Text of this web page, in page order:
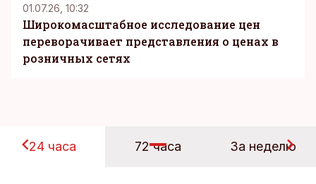
01.07.26, 10:32
Широкомасштабное исследование цен
переворачивает представления о ценах в
розничных сетях
24 часа 72 часа За неделю